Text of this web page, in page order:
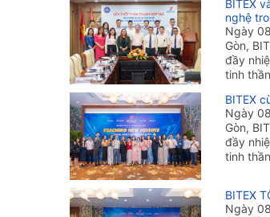
BITEX
nghệ
Ngày
Gòn,
đầy
tinh
BITEX
Ngày
Gòn,
đầy
tinh
BITEX
Ngày